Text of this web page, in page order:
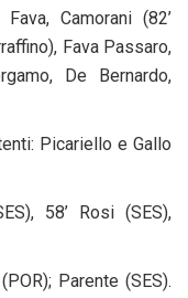
Camorani (82’
Fava Passaro,
De Bernardo,
Picariello e Gallo
58’ Rosi (SES),
Parente (SES).